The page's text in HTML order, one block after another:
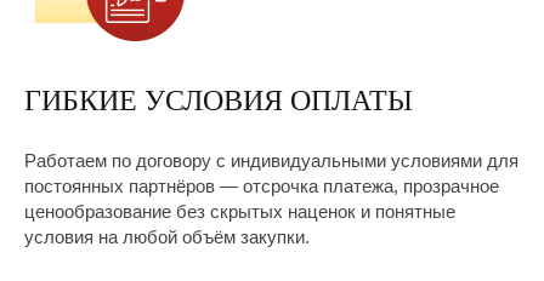
ГИБКИЕ УСЛОВИЯ ОПЛАТЫ
Работаем по договору с индивидуальными условиями для
постоянных партнёров — отсрочка платежа, прозрачное
ценообразование без скрытых наценок и понятные
условия на любой объём закупки.